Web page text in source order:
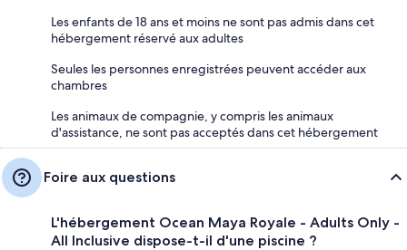
Les enfants de 18 ans et moins ne sont pas admis dans cet
hébergement réservé aux adultes
Seules les personnes enregistrées peuvent accéder aux
chambres
Les animaux de compagnie, y compris les animaux
d'assistance, ne sont pas acceptés dans cet hébergement
Foire aux questions
L'hébergement Ocean Maya Royale - Adults Only -
All Inclusive dispose-t-il d'une piscine ?